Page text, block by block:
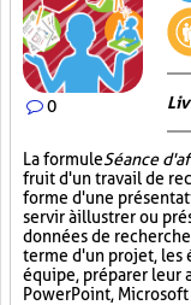
0
La formuleSéance
fruit d'un travail de
forme d'une
servir à illustrer ou
données de
terme d'un projet, les
équipe, préparer leur
PowerPoint,